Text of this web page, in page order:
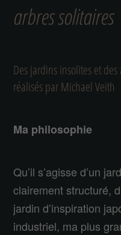
arbres solitaires
Des jardins insolites et
réalisés par Michael Veith
Ma philosophie
Qu’il s’agisse d’un
clairement structuré,
jardin d’inspiration
industriel, ma plus